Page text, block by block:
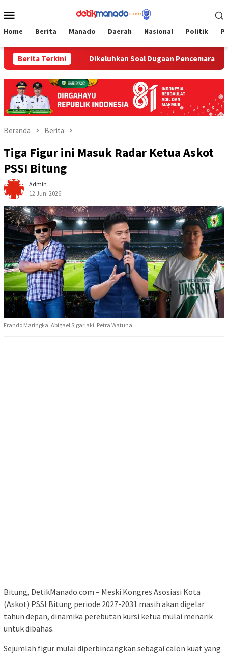
ke
Mobile
Home Berita Manado Daerah Nasional Politik
Berita TerkiniDikeluhkan Soal Dugaan Pencemaran
Beranda Berita
Tiga Figur ini Masuk Radar Ketua Askot
PSSI Bitung
Admin
12 Juni 2026
Frando Maringka, Abigael Sigarlaki, Petra Watuna
Bitung, DetikManado.com – Meski Kongres Asosiasi Kota
(Askot) PSSI Bitung periode 2027-2031 masih akan digelar
tahun depan, dinamika perebutan kursi ketua mulai menarik
untuk dibahas.
Sejumlah figur mulai diperbincangkan sebagai calon kuat yang